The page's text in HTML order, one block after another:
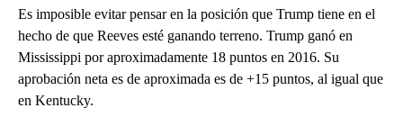
Es imposible evitar pensar en la posición que Trump tiene en el
hecho de que Reeves esté ganando terreno. Trump ganó en
Mississippi por aproximadamente 18 puntos en 2016. Su
aprobación neta es de aproximada es de +15 puntos, al igual que
en Kentucky.